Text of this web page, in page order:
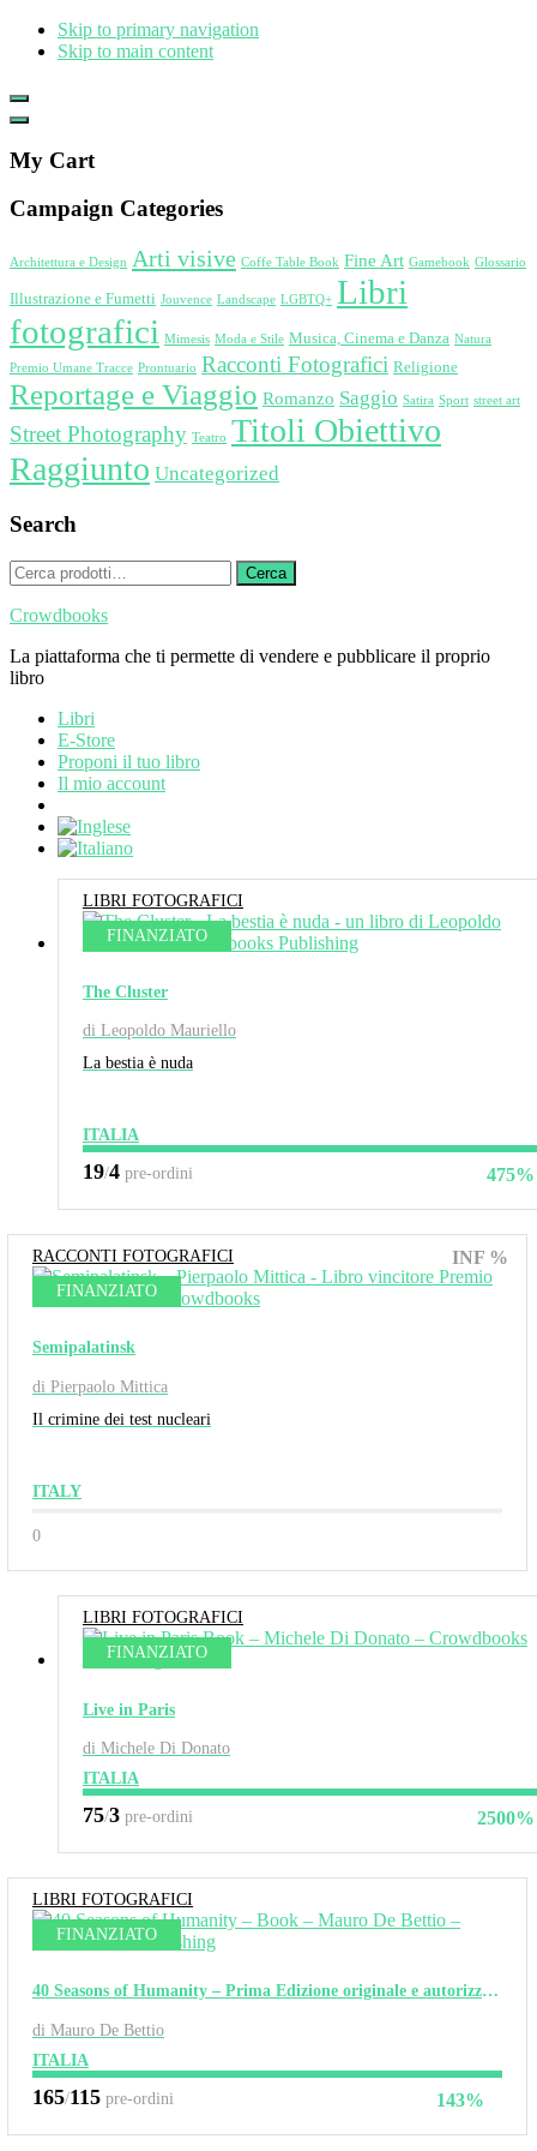
Skip to primary navigation
Skip to main content
Show
Offscreen
Hide
Content
My Cart
Campaign Categories
Architettura e Design Arti visive Coffe Table Book Fine Art Gamebook Glossario
Illustrazione e Fumetti Jouvence Landscape LGBTQ+ Libri
fotografici Mimesis Moda e Stile Musica, Cinema e Danza Natura
Premio Umane Tracce Prontuario Racconti Fotografici Religione
Reportage e Viaggio Romanzo Saggio Satira Sport street art
Street Photography Teatro Titoli Obiettivo
Raggiunto Uncategorized
Search
Cerca: Cerca
Crowdbooks
La piattaforma che ti permette di vendere e pubblicare il proprio
libro
Libri
E-Store
Proponi il tuo libro
Il mio account
LIBRI FOTOGRAFICI
FINANZIATO
The Cluster
di Leopoldo Mauriello
La bestia è nuda
ITALIA
475%
19/4 pre-ordini
RACCONTI FOTOGRAFICI
FINANZIATO
Semipalatinsk
di Pierpaolo Mittica
Il crimine dei test nucleari
ITALY
INF %
0
LIBRI FOTOGRAFICI
FINANZIATO
Live in Paris
di Michele Di Donato
ITALIA
2500%
75/3 pre-ordini
LIBRI FOTOGRAFICI
FINANZIATO
40 Seasons of Humanity – Prima Edizione originale e autorizzata.
di Mauro De Bettio
ITALIA
143%
165/115 pre-ordini